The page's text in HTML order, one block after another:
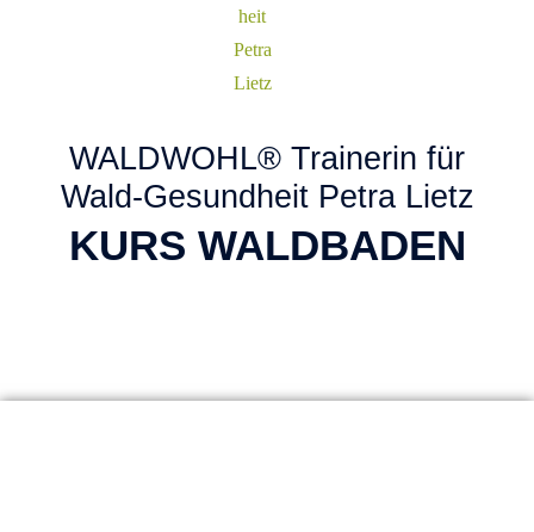
WALDWOHL® Trainerin für
Wald-Gesundheit Petra Lietz
KURS WALDBADEN